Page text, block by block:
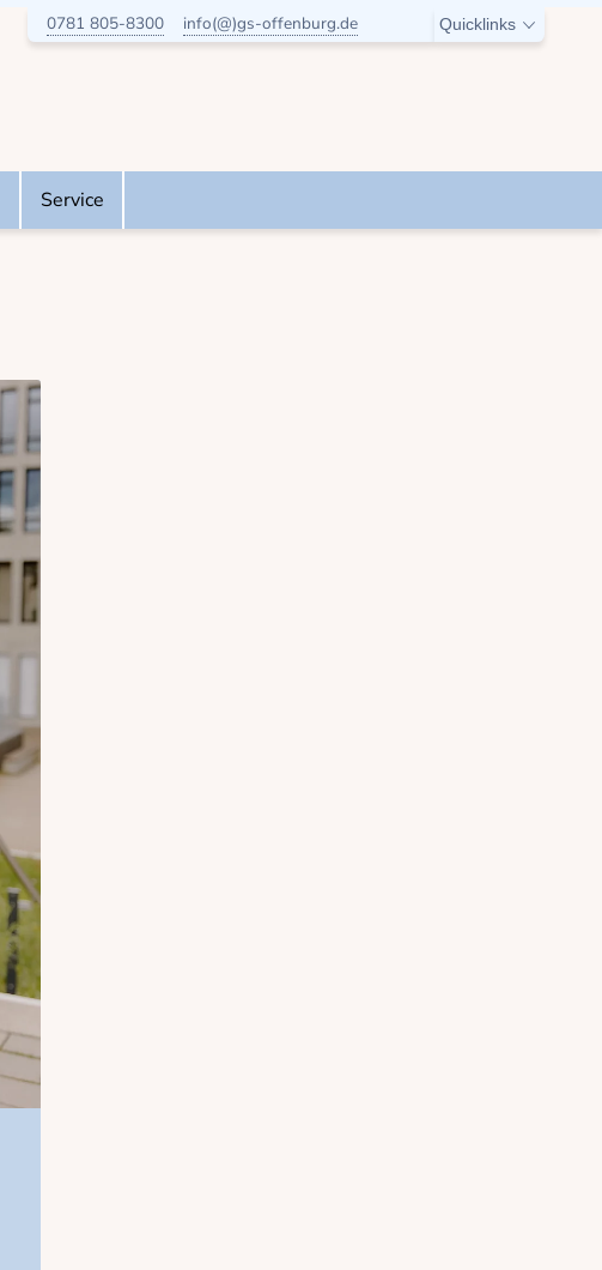
0781 805-8300 info(@)gs-offenburg.de Quicklinks
Service